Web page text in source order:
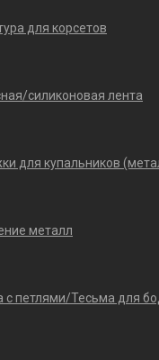
для корсетов
силиконовая лента
для купальников
металл
с петлями/Тесьма для